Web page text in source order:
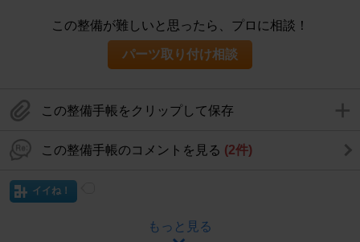
この整備が難しいと思ったら、プロに相談！
パーツ取り付け相談
この整備手帳をクリップして保存
この整備手帳のコメントを見る (2件)
イイね！
もっと見る